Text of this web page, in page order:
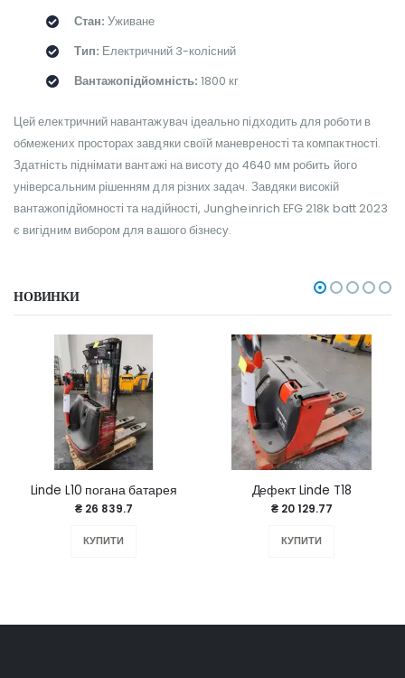
Стан: Уживане
Тип: Електричний 3-колісний
Вантажопідйомність: 1800 кг
Цей електричний навантажувач ідеально підходить для роботи в
обмежених просторах завдяки своїй маневреності та компактності.
Здатність піднімати вантажі на висоту до 4640 мм робить його
універсальним рішенням для різних задач. Завдяки високій
вантажопідйомності та надійності, Jungheinrich EFG 218k batt 2023
є вигідним вибором для вашого бізнесу.
НОВИНКИ
Linde L10 погана батарея
₴ 26 839.7
КУПИТИ
Дефект Linde T18
₴ 20 129.77
КУПИТИ